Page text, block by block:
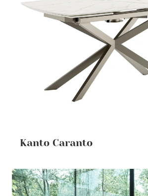
Kanto Caranto